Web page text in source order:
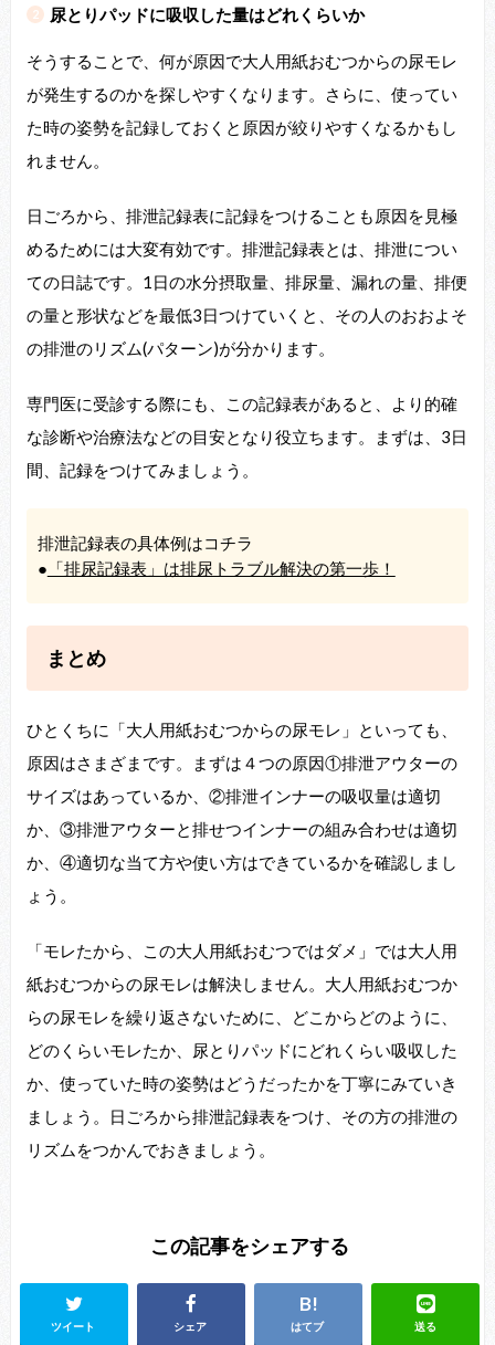
尿とりパッドに吸収した量はどれくらいか
そうすることで、何が原因で大人用紙おむつからの尿モレ
が発生するのかを探しやすくなります。さらに、使ってい
た時の姿勢を記録しておくと原因が絞りやすくなるかもし
れません。
日ごろから、排泄記録表に記録をつけることも原因を見極
めるためには大変有効です。排泄記録表とは、排泄につい
ての日誌です。1日の水分摂取量、排尿量、漏れの量、排便
の量と形状などを最低3日つけていくと、その人のおおよそ
の排泄のリズム(パターン)が分かります。
専門医に受診する際にも、この記録表があると、より的確
な診断や治療法などの目安となり役立ちます。まずは、3日
間、記録をつけてみましょう。
排泄記録表の具体例はコチラ
● 「排尿記録表」は排尿トラブル解決の第一歩！
まとめ
ひとくちに「大人用紙おむつからの尿モレ」といっても、
原因はさまざまです。まずは４つの原因①排泄アウターの
サイズはあっているか、②排泄インナーの吸収量は適切
か、③排泄アウターと排せつインナーの組み合わせは適切
か、④適切な当て方や使い方はできているかを確認しまし
ょう。
「モレたから、この大人用紙おむつではダメ」では大人用
紙おむつからの尿モレは解決しません。大人用紙おむつか
らの尿モレを繰り返さないために、どこからどのように、
どのくらいモレたか、尿とりパッドにどれくらい吸収した
か、使っていた時の姿勢はどうだったかを丁寧にみていき
ましょう。日ごろから排泄記録表をつけ、その方の排泄の
リズムをつかんでおきましょう。
この記事をシェアする
ツイート シェア はてブ 送る